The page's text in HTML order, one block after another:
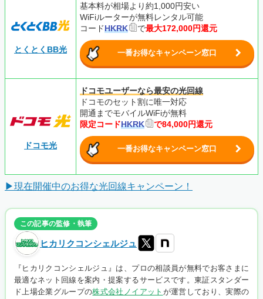
とくとくBB光
基本料が相場より約1,000円安い
WiFiルーターが無料レンタル可能
コードHKRK で最大172,000円還元
一番お得なキャンペーン窓口
ドコモ光
ドコモユーザーなら最安の光回線
ドコモのセット割に唯一対応
開通までモバイルWiFiが無料
限定コードHKRK で84,000円還元
一番お得なキャンペーン窓口
▶現在開催中のお得な光回線キャンペーン！
この記事の監修・執筆
ヒカリクコンシェルジュ
『ヒカリクコンシェルジュ』は、プロの相談員が無料でお客さまに
最適なネット回線を案内・提案するサービスです。東証スタンダー
ド上場企業グループの株式会社ノイアット が運営しており、実際の